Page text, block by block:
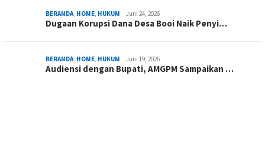
BERANDA, HOME, HUKUM Juni 24, 2026
Dugaan Korupsi Dana Desa Booi Naik Penyi…
BERANDA, HOME, HUKUM Juni 19, 2026
Audiensi dengan Bupati, AMGPM Sampaikan …